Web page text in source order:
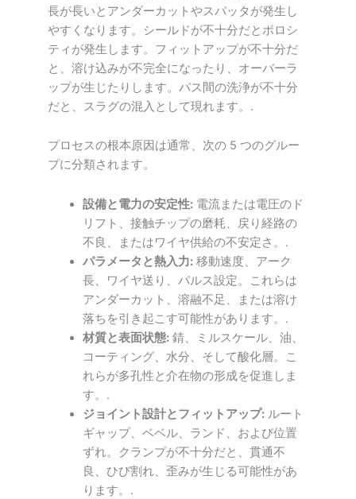
長が長いとアンダーカットやスパッタが発生し
やすくなります。シールドが不十分だとポロシ
ティが発生します。フィットアップが不十分だ
と、溶け込みが不完全になったり、オーバーラ
ップが生じたりします。パス間の洗浄が不十分
だと、スラグの混入として現れます。.
プロセスの根本原因は通常、次の 5 つのグルー
プに分類されます。
設備と電力の安定性:電流または電圧のド
リフト、接触チップの磨耗、戻り経路の
不良、またはワイヤ供給の不安定さ。.
パラメータと熱入力:移動速度、アーク
長、ワイヤ送り、パルス設定。これらは
アンダーカット、溶融不足、または溶け
落ちを引き起こす可能性があります。.
材質と表面状態:錆、ミルスケール、油、
コーティング、水分、そして酸化層。こ
れらが多孔性と介在物の形成を促進しま
す。.
ジョイント設計とフィットアップ:ルート
ギャップ、ベベル、ランド、および位置
ずれ。クランプが不十分だと、貫通不
良、ひび割れ、歪みが生じる可能性があ
ります。.